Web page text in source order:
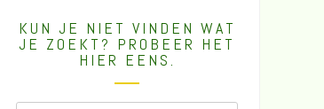
KUN JE NIET VINDEN WAT
JE ZOEKT? PROBEER HET
HIER EENS.